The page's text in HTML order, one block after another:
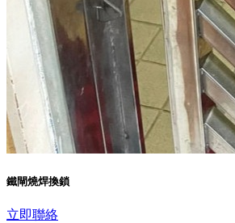
鐵閘燒焊換鎖
立即聯絡